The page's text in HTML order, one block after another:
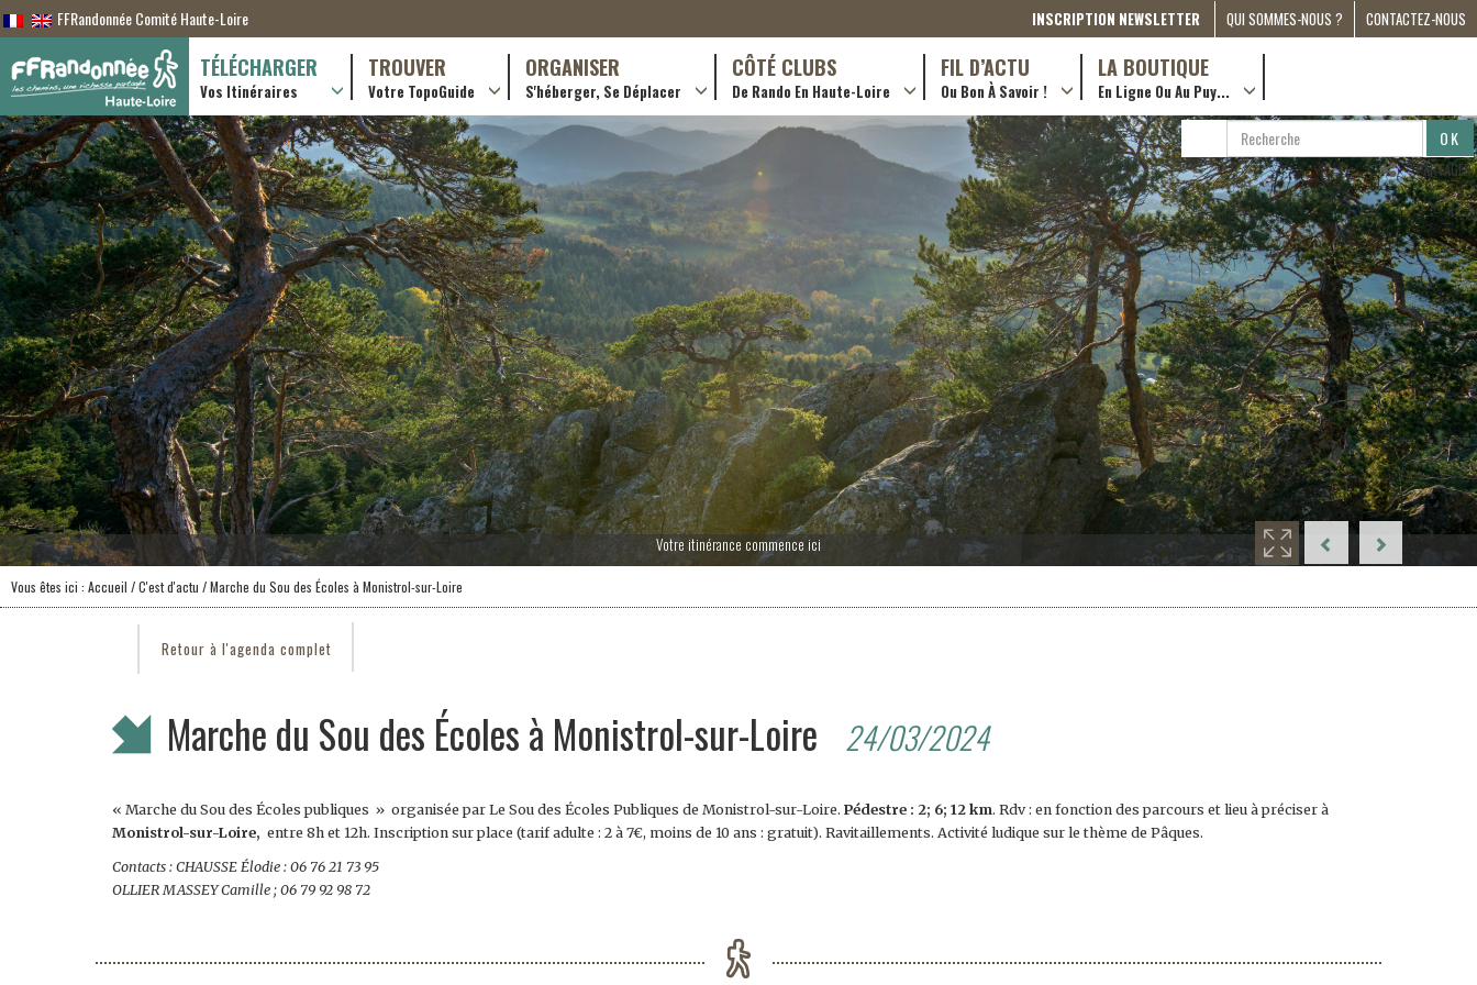
Votre itinérance commence ici
FFRandonnée Comité Haute-Loire INSCRIPTION NEWSLETTER
QUI SOMMES-NOUS ?
A PROPOS
PRESSE
PARTENARIATS
ESPACE MÉDIA
COMPAGNON DE ROUTE
2022
CONTACTEZ-NOUS
TÉLÉCHARGER
Vos Itinéraires
TROUVER
Votre TopoGuide
Randonnées itinerantes (GR)
Randonnées à la journée (PR)
Boutique en ligne
Pratique & conseils
ORGANISER
S'héberger, Se Déplacer
Hôtellerie
Gîtes et chambres d’hôtes
Campings
Restaurants
Transporteurs & services
CÔTÉ CLUBS
De Rando En Haute-Loire
Formations en rando 2024
Rando douce
Trouver un club
Adhérer
Créer un club
Ordre de mission et note de frais
FIL D’ACTU
Ou Bon À Savoir !
LA BOUTIQUE
En Ligne Ou Au Puy...
… en ville !
…en ligne !
RECHERCHER
RECHERCHE
PARTAGER
Vous êtes ici : Accueil /C'est d'actu / Marche du Sou des Écoles à Monistrol-sur-Loire
Retour à l'agenda complet
Marche du Sou des Écoles à Monistrol-sur-Loire 24/03/2024
« Marche du Sou des Écoles publiques » organisée par Le Sou des Écoles Publiques de Monistrol-sur-Loire. Pédestre : 2; 6; 12 km. Rdv : en fonction des parcours et lieu à préciser à
Monistrol-sur-Loire, entre 8h et 12h. Inscription sur place (tarif adulte : 2 à 7€, moins de 10 ans : gratuit). Ravitaillements. Activité ludique sur le thème de Pâques.
Contacts : CHAUSSE Élodie : 06 76 21 73 95
OLLIER MASSEY Camille ; 06 79 92 98 72